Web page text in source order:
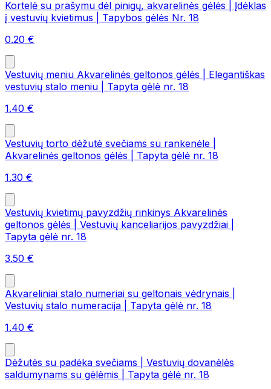
Kortelė su prašymu dėl pinigų, akvarelinės gėlės | Įdėklas
į vestuvių kvietimus | Tapybos gėlės Nr. 18
0.20 €
Vestuvių meniu Akvarelinės geltonos gėlės | Elegantiškas
vestuvių stalo meniu | Tapyta gėlė nr. 18
1.40 €
Vestuvių torto dėžutė svečiams su rankenėle |
Akvarelinės geltonos gėlės | Tapyta gėlė nr. 18
1.30 €
Vestuvių kvietimų pavyzdžių rinkinys Akvarelinės
geltonos gėlės | Vestuvių kanceliarijos pavyzdžiai |
Tapyta gėlė nr. 18
3.50 €
Akvareliniai stalo numeriai su geltonais vėdrynais |
Vestuvių stalo numeracija | Tapyta gėlė nr. 18
1.40 €
Dėžutės su padėka svečiams | Vestuvių dovanėlės
saldumynams su gėlėmis | Tapyta gėlė nr. 18